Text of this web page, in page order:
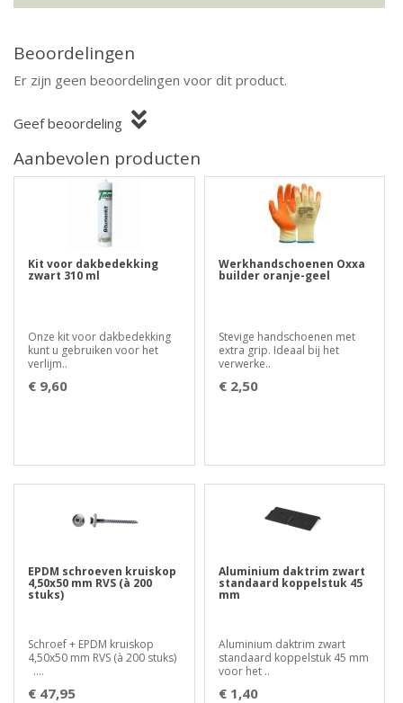
Beoordelingen
Er zijn geen beoordelingen voor dit product.
Geef beoordeling
Aanbevolen producten
Kit voor dakbedekking
zwart 310 ml
Onze kit voor dakbedekking
kunt u gebruiken voor het
verlijm..
€ 9,60
Werkhandschoenen Oxxa
builder oranje-geel
Stevige handschoenen met
extra grip. Ideaal bij het
verwerke..
€ 2,50
EPDM schroeven kruiskop
4,50x50 mm RVS (à 200
stuks)
Schroef + EPDM kruiskop
4,50x50 mm RVS (à 200 stuks)
....
€ 47,95
Aluminium daktrim zwart
standaard koppelstuk 45
mm
Aluminium daktrim zwart
standaard koppelstuk 45 mm
voor het ..
€ 1,40